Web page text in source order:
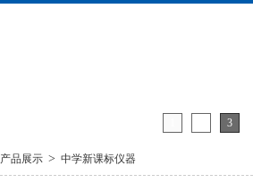
3
产品展示 > 中学新课标仪器